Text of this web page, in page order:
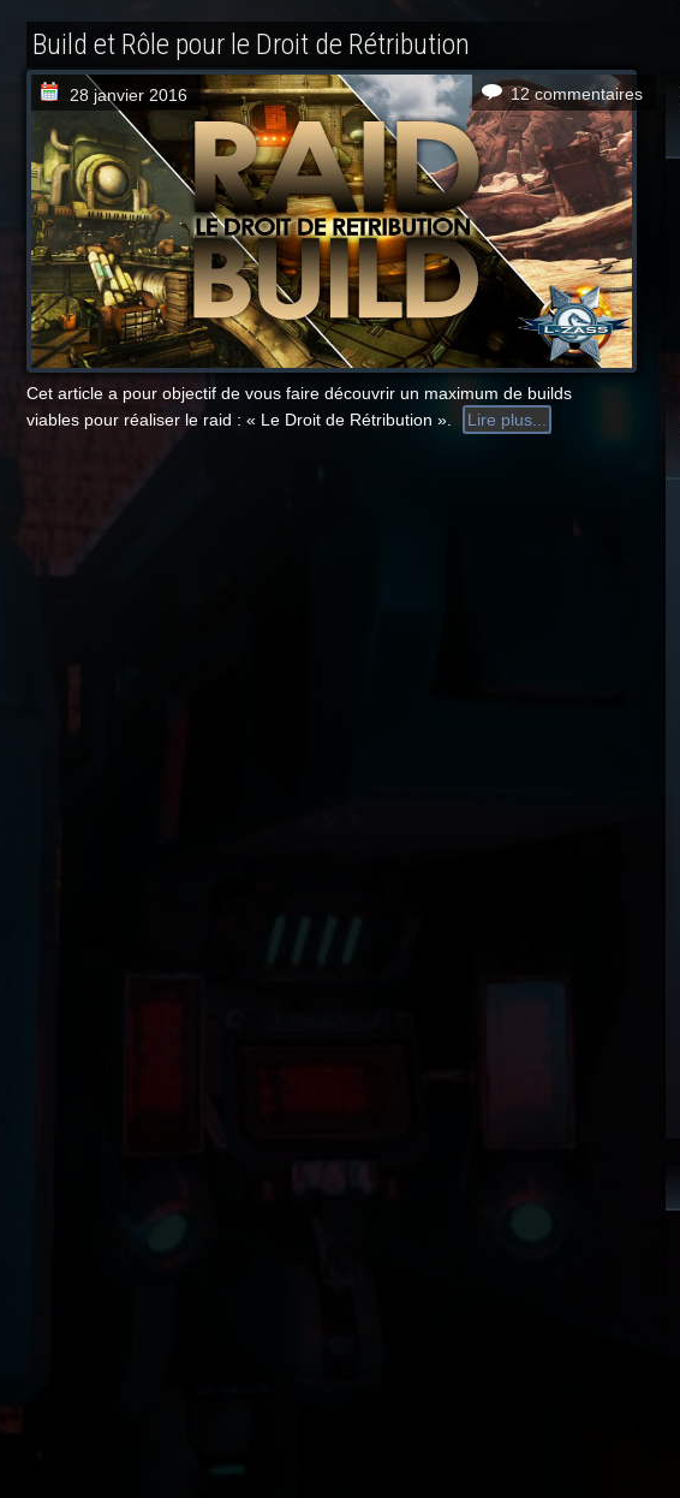
Build et Rôle pour le Droit de Rétribution
28 janvier 2016 12 commentaires
Cet article a pour objectif de vous faire découvrir un maximum de builds
viables pour réaliser le raid : « Le Droit de Rétribution ».
Lire plus...